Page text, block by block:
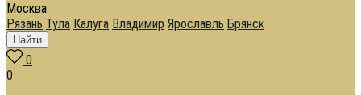
Москва
Рязань Тула Калуга Владимир Ярославль Брянск
Найти
0
0